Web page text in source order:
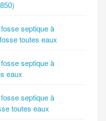
septique à
toutes eaux
septique à
eaux
septique à
toutes eaux